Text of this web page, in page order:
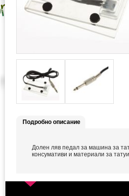
Подробно описание
Долен ляв педал за машина за
консумативи и материали за